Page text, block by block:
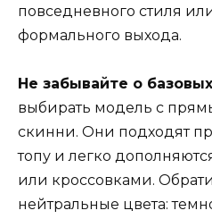
повседневного стиля
формального выхода.
Не забывайте о
выбирать модель с
скинни. Они подходят
топу и легко
или кроссовками.
нейтральные цвета: